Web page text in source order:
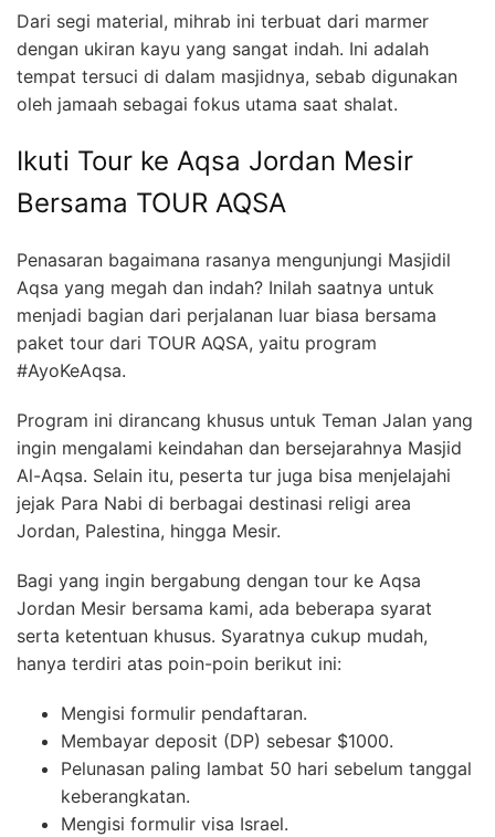
Dari segi material, mihrab ini terbuat dari marmer
dengan ukiran kayu yang sangat indah. Ini adalah
tempat tersuci di dalam masjidnya, sebab digunakan
oleh jamaah sebagai fokus utama saat shalat.
Ikuti Tour ke Aqsa Jordan Mesir
Bersama TOUR AQSA
Penasaran bagaimana rasanya mengunjungi Masjidil
Aqsa yang megah dan indah? Inilah saatnya untuk
menjadi bagian dari perjalanan luar biasa bersama
paket tour dari TOUR AQSA, yaitu program
#AyoKeAqsa.
Program ini dirancang khusus untuk Teman Jalan yang
ingin mengalami keindahan dan bersejarahnya Masjid
Al-Aqsa. Selain itu, peserta tur juga bisa menjelajahi
jejak Para Nabi di berbagai destinasi religi area
Jordan, Palestina, hingga Mesir.
Bagi yang ingin bergabung dengan tour ke Aqsa
Jordan Mesir bersama kami, ada beberapa syarat
serta ketentuan khusus. Syaratnya cukup mudah,
hanya terdiri atas poin-poin berikut ini:
Mengisi formulir pendaftaran.
Membayar deposit (DP) sebesar $1000.
Pelunasan paling lambat 50 hari sebelum tanggal
keberangkatan.
Mengisi formulir visa Israel.